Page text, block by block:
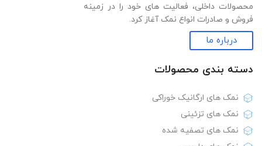
محصولات داخلی، فعالیت های خود را در زمینه
فروش و صادرات انواع نمک آغاز کرد.
درباره ما
دسته بندی‌ محصولات
نمک های ارگانیک خوراکی
نمک های تزئینی
نمک های تصفیه شده